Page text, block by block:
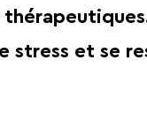
stress et se